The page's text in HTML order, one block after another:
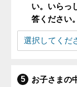
い。いらっ
答ください。
お子さまの